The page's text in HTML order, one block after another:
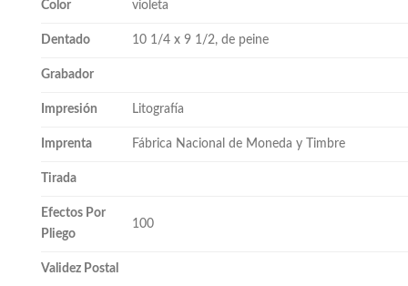
Color violeta
Dentado 10 1/4 x 9 1/2, de peine
Grabador
Impresión Litografía
Imprenta Fábrica Nacional de Moneda y Timbre
Tirada
Efectos Por
Pliego
100
Validez Postal